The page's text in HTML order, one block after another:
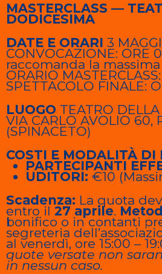
MASTERCLASS —
DODICESIMA
DATE E ORARI 3
CONVOCAZIONE: ORE
raccomanda la
ORARIO
SPETTACOLO FINALE:
LUOGO TEATRO
VIA CARLO AVOLIO 60,
(SPINACETO)
COSTI E MODALITÀ DI
PARTECIPANTI
UDITORI: €10
Scadenza: La quota
entro il 27 aprile.
bonifico o in contanti
segreteria
al venerdì, ore 15:00 –
quote versate non
in nessun caso.